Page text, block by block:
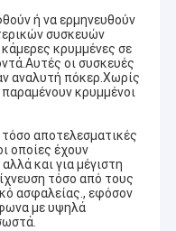
ή να ερμηνευθούν
συσκευών
κρυμμένες σε
οι συσκευές
αναλυτή πόκερ.Χωρίς
κρυμμένοι
αποτελεσματικές
οποίες έχουν
και για μέγιστη
τόσο από τους
ασφαλείας., εφόσον
με υψηλά